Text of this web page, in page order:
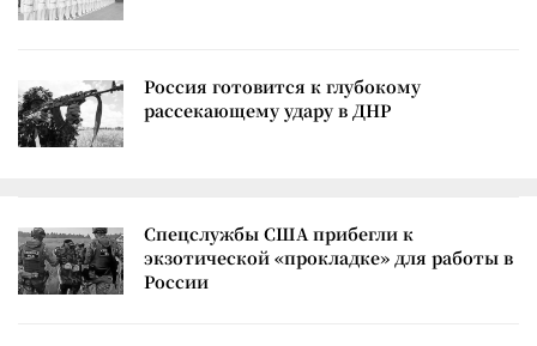
Россия готовится к глубокому
рассекающему удару в ДНР
Спецслужбы США прибегли к
экзотической «прокладке» для работы в
России